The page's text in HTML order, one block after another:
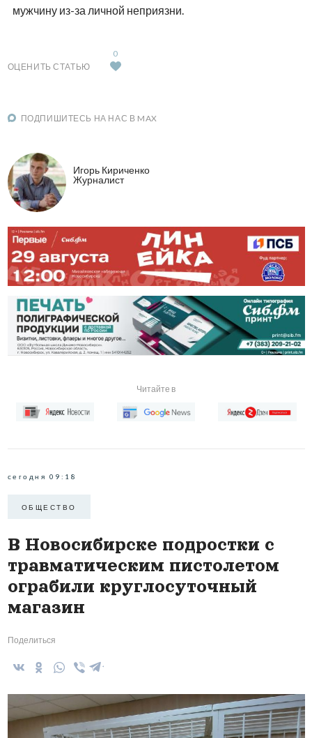
мужчину из-за личной неприязни.
ОЦЕНИТЬ СТАТЬЮ
0
ПОДПИШИТЕСЬ НА НАС В MAX
Игорь Кириченко
Журналист
Читайте в
сегодня 09:18
ОБЩЕСТВО
В Новосибирске подростки с
травматическим пистолетом
ограбили круглосуточный
магазин
Поделиться